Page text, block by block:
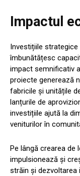
Impactul
Investițiile
îmbunătățesc
impact semnificativ
proiecte generează
fabricile și unitățile
lanțurile de
investițiile ajută la
veniturilor în
Pe lângă crearea de
impulsionează și
străin și dezvoltarea